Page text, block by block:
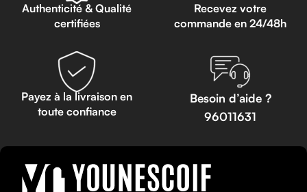
Authenticité & Qualité
certifiées
Recevez votre
commande en 24/48h
Payez à la livraison en
toute confiance
Besoin d’aide ?
96011631